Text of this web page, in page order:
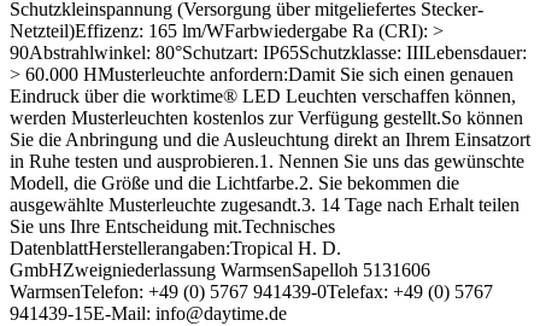
Schutzkleinspannung (Versorgung über mitgeliefertes Stecker-
Netzteil)Effizenz: 165 lm/WFarbwiedergabe Ra (CRI): >
90Abstrahlwinkel: 80°Schutzart: IP65Schutzklasse: IIILebensdauer:
> 60.000 HMusterleuchte anfordern:Damit Sie sich einen genauen
Eindruck über die worktime® LED Leuchten verschaffen können,
werden Musterleuchten kostenlos zur Verfügung gestellt.So können
Sie die Anbringung und die Ausleuchtung direkt an Ihrem Einsatzort
in Ruhe testen und ausprobieren.1. Nennen Sie uns das gewünschte
Modell, die Größe und die Lichtfarbe.2. Sie bekommen die
ausgewählte Musterleuchte zugesandt.3. 14 Tage nach Erhalt teilen
Sie uns Ihre Entscheidung mit.Technisches
DatenblattHerstellerangaben:Tropical H. D.
GmbHZweigniederlassung WarmsenSapelloh 5131606
WarmsenTelefon: +49 (0) 5767 941439-0Telefax: +49 (0) 5767
941439-15E-Mail: info@daytime.de